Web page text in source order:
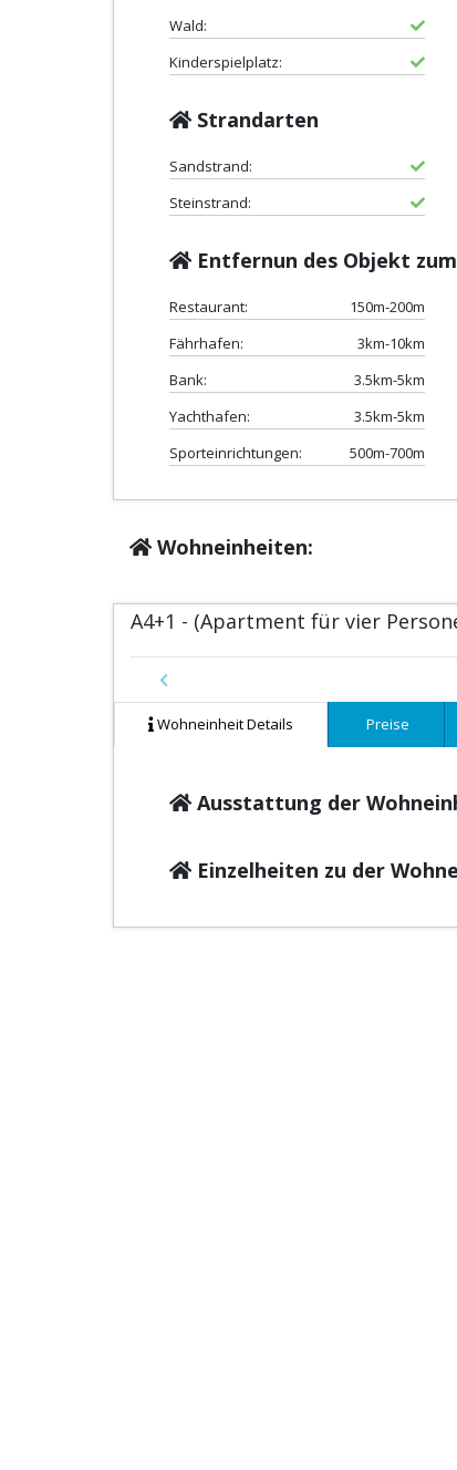
Wald:
Kinderspielplatz:
Strandarten
Sandstrand:
Steinstrand:
Entfernun des Objekt zum
Restaurant: 150m-200m
Fährhafen:
3km-10km
Bank:
3.5km-5km
Yachthafen:
3.5km-5km
Sporteinrichtungen:
500m-700m
Wohneinheiten:
A4+1 - (Apartment für vier
Previous
Wohneinheit Details
Preise
Ausstattung der
Einzelheiten zu der